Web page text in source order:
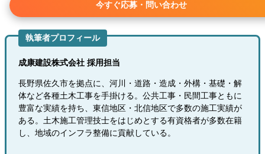
今すぐ応募・問い合わせ
執筆者プロフィール
成康建設株式会社 採用担当
長野県佐久市を拠点に、河川・道路・造成・外構・基礎・解
体など各種土木工事を手掛ける。公共工事・民間工事ともに
豊富な実績を持ち、東信地区・北信地区で多数の施工実績が
ある。土木施工管理技士をはじめとする有資格者が多数在籍
し、地域のインフラ整備に貢献している。